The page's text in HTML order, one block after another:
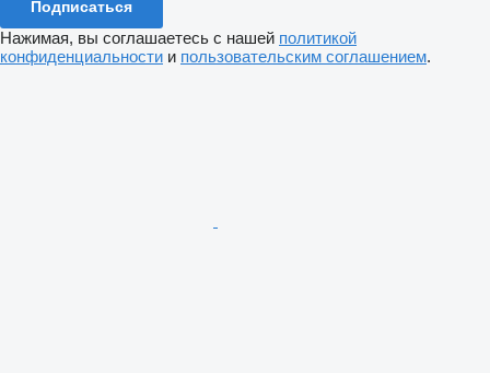
Подписаться
Нажимая, вы соглашаетесь с нашей политикой
конфиденциальности и пользовательским соглашением.